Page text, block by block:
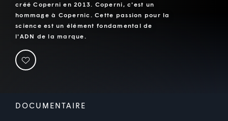
créé Coperni en 2013. Coperni, c'est un
hommage à Copernic. Cette passion pour la
science est un élément fondamental de
l'ADN de la marque.
DOCUMENTAIRE